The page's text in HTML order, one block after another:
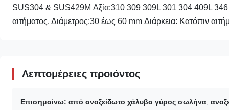
SUS304 & SUS429M Αξία:310 309 309L 301 304 409L
αιτήματος. Διάμετρος:30 έως 60 mm Διάρκεια: Κατόπιν
Λεπτομέρειες προιόντος
Επισημαίνω: από ανοξείδωτο χάλυβα γύρος σωλήνα